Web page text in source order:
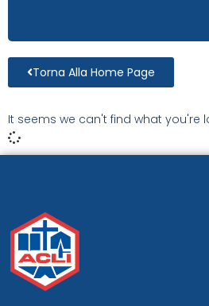
Torna Alla Home Page
It seems we can't find what you're